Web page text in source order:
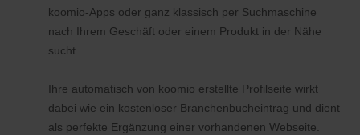
koomio-Apps oder ganz klassisch per Suchmaschine
nach Ihrem Geschäft oder einem Produkt in der Nähe
sucht.
Ihre automatisch von koomio erstellte Profilseite wirkt
dabei wie ein kostenloser Branchenbucheintrag und dient
als perfekte Ergänzung einer vorhandenen Webseite.